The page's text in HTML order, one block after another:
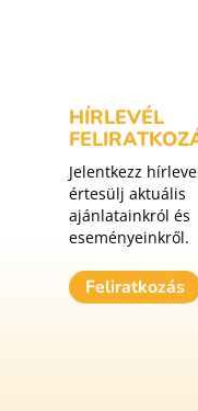
HÍRLEVÉL
Jelentkezz
értesülj aktuális
ajánlatainkról és
eseményeinkről.
Feliratkozás